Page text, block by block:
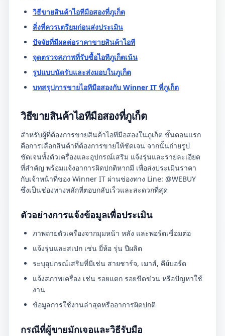
วิธีขายสินค้าไอทีมือสองที่ภูเก็ต
สิ่งที่ควรเตรียมก่อนส่งประเมิน
ปัจจัยที่มีผลต่อราคาขายสินค้าไอที
จุดตรวจสภาพที่รับซื้อไอทีภูเก็ตเน้น
รูปแบบนัดรับและส่งมอบในภูเก็ต
บทสรุปการขายไอทีมือสองกับ Winner IT ที่ภูเก็ต
วิธีขายสินค้าไอทีมือสองที่ภูเก็ต
สำหรับผู้ที่ต้องการขายสินค้าไอทีมือสองในภูเก็ต ขั้นตอนแรก
คือการเลือกสินค้าที่ต้องการขายให้ชัดเจน จากนั้นถ่ายรูป
ชัดเจนทั้งตัวเครื่องและอุปกรณ์เสริม แจ้งรุ่นและรายละเอียด
ที่สำคัญ พร้อมแจ้งอาการผิดปกติหากมี เพื่อส่งประเมินราคา
กับเจ้าหน้าที่ของ Winner IT ผ่านช่องทาง Line: @WEBUY
ซึ่งเป็นช่องทางหลักที่ตอบกลับเร็วและสะดวกที่สุด
ตัวอย่างการแจ้งข้อมูลเพื่อประเมิน
ภาพถ่ายตัวเครื่องจากมุมหน้า หลัง และพอร์ตเชื่อมต่อ
แจ้งรุ่นและสเปก เช่น ยี่ห้อ รุ่น ปีผลิต
ระบุอุปกรณ์เสริมที่มีเช่น สายชาร์จ, เมาส์, คีย์บอร์ด
แจ้งสภาพเครื่อง เช่น รอยแตก รอยขีดข่วน หรือปัญหาใช้
งาน
ข้อมูลการใช้งานล่าสุดหรืออาการผิดปกติ
กรณีที่ผู้ขายมักเจอและวิธีรับมือ